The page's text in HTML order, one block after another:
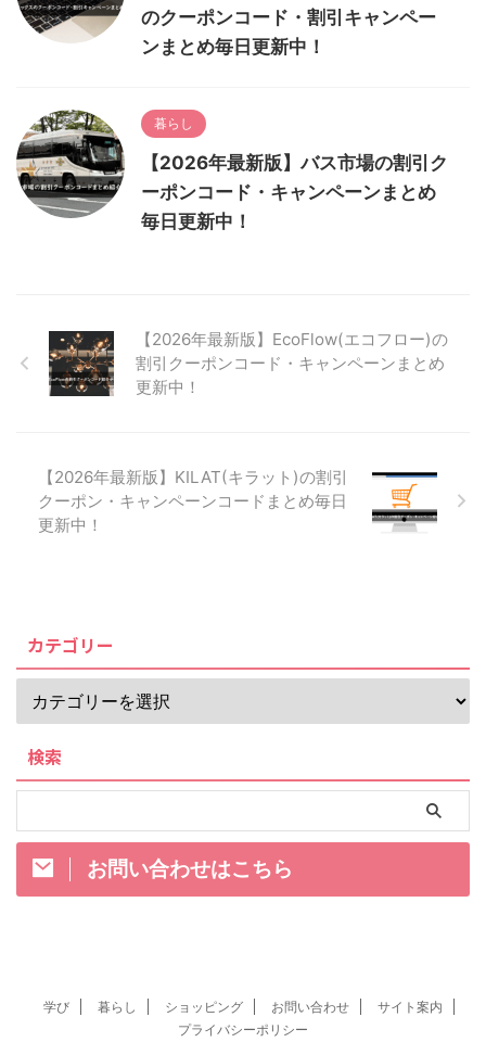
のクーポンコード・割引キャンペー
ンまとめ毎日更新中！
暮らし
【2026年最新版】バス市場の割引ク
ーポンコード・キャンペーンまとめ
毎日更新中！
【2026年最新版】EcoFlow(エコフロー)の
割引クーポンコード・キャンペーンまとめ
更新中！
【2026年最新版】KILAT(キラット)の割引
クーポン・キャンペーンコードまとめ毎日
更新中！
カテゴリー
検索
お問い合わせはこちら
学び 暮らし ショッピング お問い合わせ
サイト案内
プライバシーポリシー